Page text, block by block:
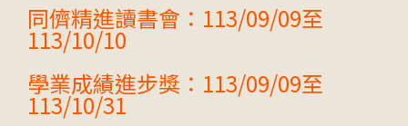
同儕精進讀書會：113/09/09至
113/10/10
學業成績進步獎：113/09/09至
113/10/31